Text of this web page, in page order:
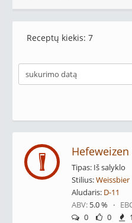
Receptų kiekis: 7
Hefeweizen
Tipas: Iš salyklo
Stilius:Weissbier
Aludaris: D-11
ABV: 5.0 % ·
0
0 1